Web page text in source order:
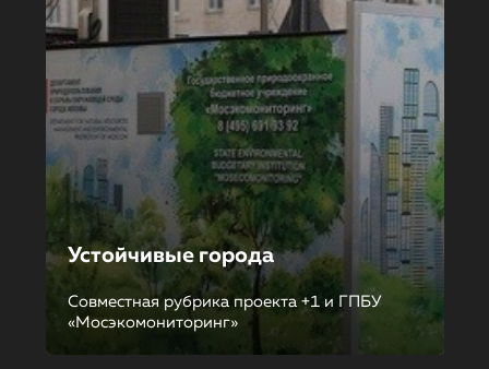
Устойчивые города
Совместная рубрика проекта +1 и ГПБУ
«Мосэкомониторинг»